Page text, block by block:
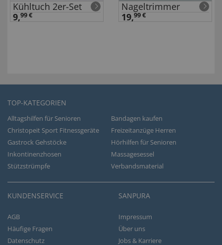
Kühltuch 2er-Set
9,99 €
Nageltrimmer
19,99 €
TOP-KATEGORIEN
Alltagshilfen für Senioren
Bandagen kaufen
Christopeit Sport Fitnessgeräte
Freizeitanzüge Herren
Gastrock Gehstöcke
Hörhilfen für Senioren
Inkontinenzhosen
Massagesessel
Stützstrümpfe
Verbandsmaterial
KUNDENSERVICE
AGB
Häufige Fragen
Datenschutz
SANPURA
Impressum
Über uns
Jobs & Karriere